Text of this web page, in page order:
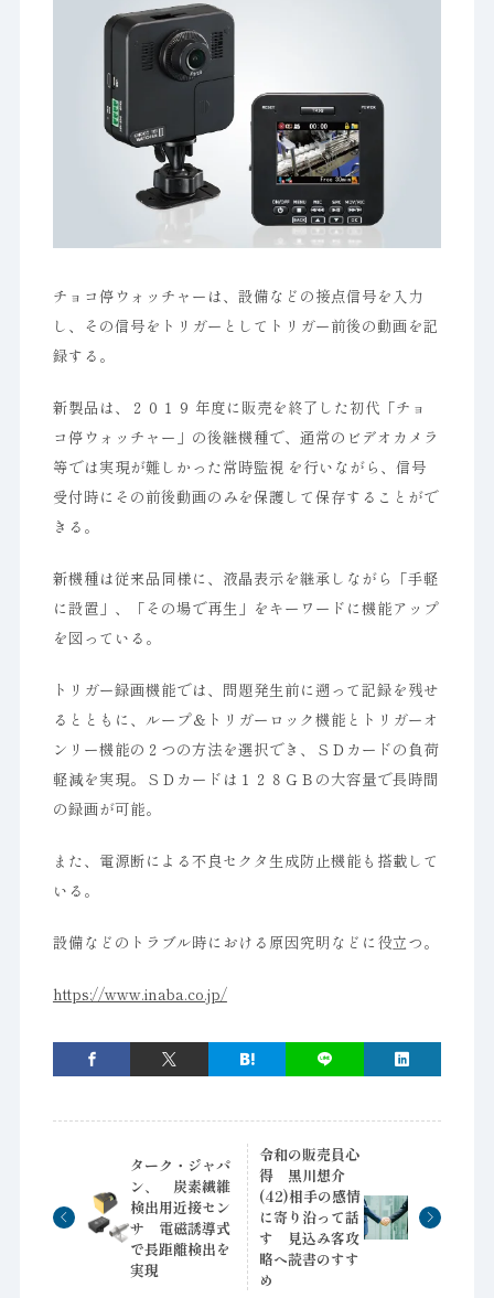
チョコ停ウォッチャーは、設備などの接点信号を入力
し、その信号をトリガーとしてトリガー前後の動画を記
録する。
新製品は、２０１９ 年度に販売を終了した初代「チョ
コ停ウォッチャー」の後継機種で、通常のビデオカメラ
等では実現が難しかった常時監視 を行いながら、信号
受付時にその前後動画のみを保護して保存することがで
きる。
新機種は従来品同様に、液晶表示を継承しながら「手軽
に設置」、「その場で再生」をキーワードに機能アップ
を図っている。
トリガー録画機能では、問題発生前に遡って記録を残せ
るとともに、ループ＆トリガーロック機能とトリガーオ
ンリー機能の２つの方法を選択でき、ＳＤカードの負荷
軽減を実現。ＳＤカードは１２８ＧＢの大容量で長時間
の録画が可能。
また、電源断による不良セクタ生成防止機能も搭載して
いる。
設備などのトラブル時における原因究明などに役立つ。
https://www.inaba.co.jp/
ターク・ジャパ
ン、 炭素繊維
検出用近接セン
サ 電磁誘導式
で長距離検出を
実現
令和の販売員心
得 黒川想介
(42)相手の感情
に寄り沿って話
す 見込み客攻
略へ読書のすす
め